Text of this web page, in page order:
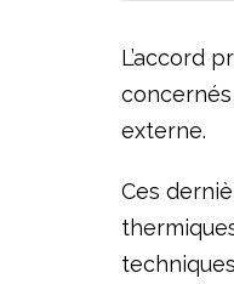
L’accord
externe.
Ces